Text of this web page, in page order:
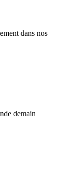
dans nos
demain